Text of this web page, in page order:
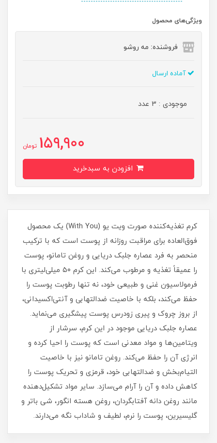
ویژگی‌های محصول
فروشنده: مه رو‌شو
آماده ارسال
موجودی : 3 عدد
159,900 تومان
کرم تغذیه‌کننده صورت ویت یو (With You) یک محصول
فوق‌العاده برای مراقبت روزانه از پوست است که با ترکیب
منحصر به فرد عصاره جلبک دریایی و روغن تامانو، پوست
را عمیقاً تغذیه و مرطوب می‌کند. این کرم ۵۰ میلی‌لیتری با
فرمولاسیون غنی و طبیعی خود، نه تنها رطوبت پوست را
حفظ می‌کند، بلکه با خاصیت ضدالتهابی و آنتی‌اکسیدانی،
از بروز چروک و پیری زودرس پوست پیشگیری می‌نماید.
عصاره جلبک دریایی موجود در این کرم، سرشار از
ویتامین‌ها و مواد معدنی است که پوست را احیا کرده و
انرژی آن را حفظ می‌کند. روغن تامانو نیز با خاصیت
التیام‌بخش و ضدالتهابی خود، قرمزی و تحریک پوست را
کاهش داده و آن را آرام می‌سازد. سایر مواد تشکیل‌دهنده
مانند روغن دانه آفتابگردان، روغن هسته انگور، شی باتر و
گلیسیرین، پوست را نرم، لطیف و شاداب نگه می‌دارند.